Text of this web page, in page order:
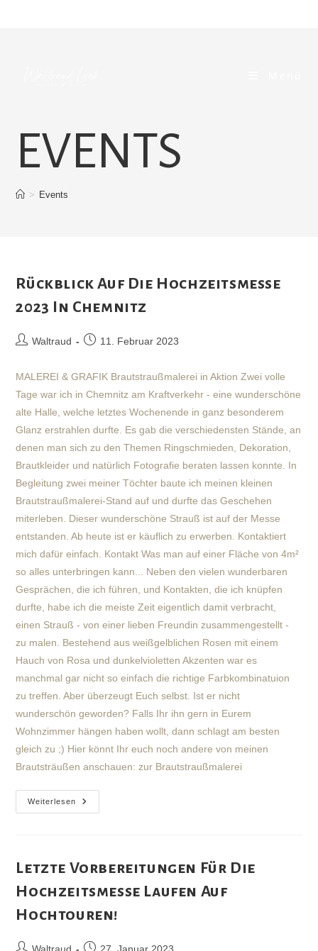
EVENTS
> Events
Rückblick Auf Die Hochzeitsmesse
2023 In Chemnitz
Beitrags-
Waltraud
Beitrag11. Februar 2023
MALEREI & GRAFIK Brautstraußmalerei in Aktion Zwei volle
Tage war ich in Chemnitz am Kraftverkehr - eine wunderschöne
alte Halle, welche letztes Wochenende in ganz besonderem
Glanz erstrahlen durfte. Es gab die verschiedensten Stände, an
denen man sich zu den Themen Ringschmieden, Dekoration,
Brautkleider und natürlich Fotografie beraten lassen konnte. In
Begleitung zwei meiner Töchter baute ich meinen kleinen
Brautstraußmalerei-Stand auf und durfte das Geschehen
miterleben. Dieser wunderschöne Strauß ist auf der Messe
entstanden. Ab heute ist er käuflich zu erwerben. Kontaktiert
mich dafür einfach. Kontakt Was man auf einer Fläche von 4m²
so alles unterbringen kann... Neben den vielen wunderbaren
Gesprächen, die ich führen, und Kontakten, die ich knüpfen
durfte, habe ich die meiste Zeit eigentlich damit verbracht,
einen Strauß - von einer lieben Freundin zusammengestellt -
zu malen. Bestehend aus weißgelblichen Rosen mit einem
Hauch von Rosa und dunkelvioletten Akzenten war es
manchmal gar nicht so einfach die richtige Farbkombinatuion
zu treffen. Aber überzeugt Euch selbst. Ist er nicht
wunderschön geworden? Falls Ihr ihn gern in Eurem
Wohnzimmer hängen haben wollt, dann schlagt am besten
gleich zu ;) Hier könnt Ihr euch noch andere von meinen
Brautsträußen anschauen: zur Brautstraußmalerei
Weiterlesen
Rückblick
Auf
Chemnitz
Letzte Vorbereitungen Für Die
Hochzeitsmesse Laufen Auf
Hochtouren!
Beitrags-
Beitrag